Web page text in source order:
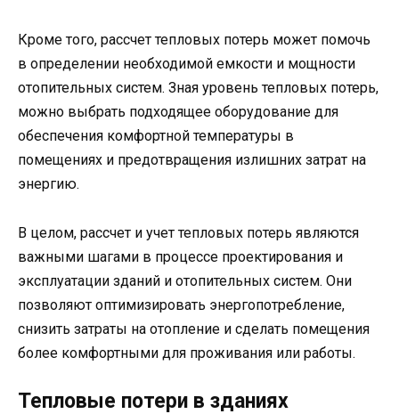
Кроме того, рассчет тепловых потерь может помочь
в определении необходимой емкости и мощности
отопительных систем. Зная уровень тепловых потерь,
можно выбрать подходящее оборудование для
обеспечения комфортной температуры в
помещениях и предотвращения излишних затрат на
энергию.
В целом, рассчет и учет тепловых потерь являются
важными шагами в процессе проектирования и
эксплуатации зданий и отопительных систем. Они
позволяют оптимизировать энергопотребление,
снизить затраты на отопление и сделать помещения
более комфортными для проживания или работы.
Тепловые потери в зданиях